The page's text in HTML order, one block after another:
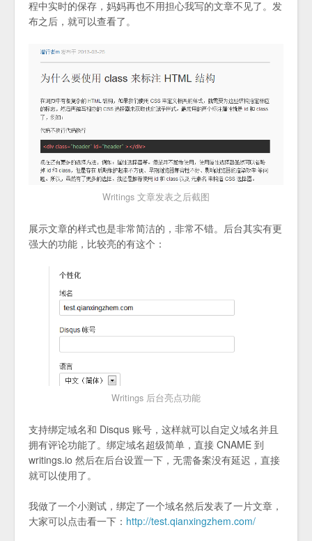
程中实时的保存，妈妈再也不用担心我写的文章不见了。发
布之后，就可以查看了。
Writings 文章发表之后截图
展示文章的样式也是非常简洁的，非常不错。后台其实有更
强大的功能，比较亮的有这个：
Writings 后台亮点功能
支持绑定域名和 Disqus 账号，这样就可以自定义域名并且
拥有评论功能了。绑定域名超级简单，直接 CNAME 到
writings.io 然后在后台设置一下，无需备案没有延迟，直接
就可以使用了。
我做了一个小测试，绑定了一个域名然后发表了一片文章，
大家可以点击看一下： http://test.qianxingzhem.com/